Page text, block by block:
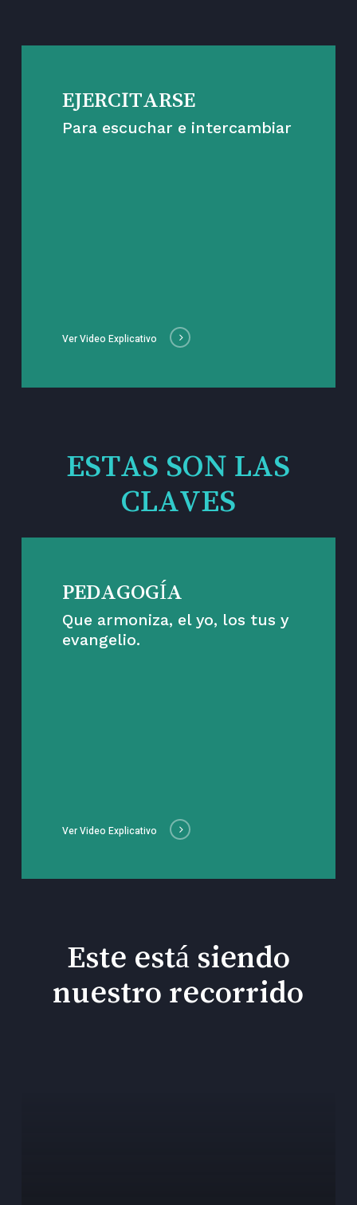
EJERCITARSE
Para escuchar e intercambiar
Ver Video Explicativo
ESTAS SON LAS
CLAVES
PEDAGOGÍA
Que armoniza, el yo, los tus y
evangelio.
Ver Video Explicativo
Este está siendo
nuestro recorrido